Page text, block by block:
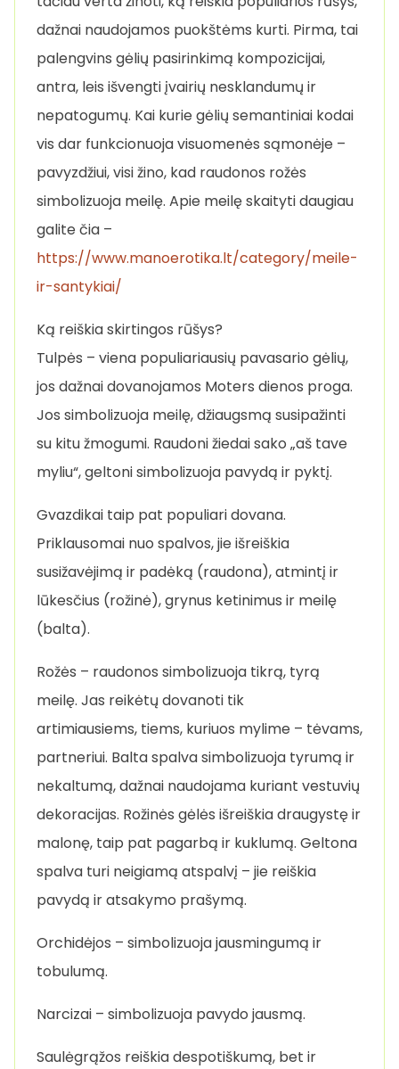
dažnai naudojamos puokštėms kurti. Pirma, tai
palengvins gėlių pasirinkimą kompozicijai,
antra, leis išvengti įvairių nesklandumų ir
nepatogumų. Kai kurie gėlių semantiniai kodai
vis dar funkcionuoja visuomenės sąmonėje –
pavyzdžiui, visi žino, kad raudonos rožės
simbolizuoja meilę. Apie meilę skaityti daugiau
galite čia –
https://www.manoerotika.lt/category/meile-
ir-santykiai/
Ką reiškia skirtingos rūšys?
Tulpės – viena populiariausių pavasario gėlių,
jos dažnai dovanojamos Moters dienos proga.
Jos simbolizuoja meilę, džiaugsmą susipažinti
su kitu žmogumi. Raudoni žiedai sako „aš tave
myliu“, geltoni simbolizuoja pavydą ir pyktį.
Gvazdikai taip pat populiari dovana.
Priklausomai nuo spalvos, jie išreiškia
susižavėjimą ir padėką (raudona), atmintį ir
lūkesčius (rožinė), grynus ketinimus ir meilę
(balta).
Rožės – raudonos simbolizuoja tikrą, tyrą
meilę. Jas reikėtų dovanoti tik
artimiausiems, tiems, kuriuos mylime – tėvams,
partneriui. Balta spalva simbolizuoja tyrumą ir
nekaltumą, dažnai naudojama kuriant vestuvių
dekoracijas. Rožinės gėlės išreiškia draugystę ir
malonę, taip pat pagarbą ir kuklumą. Geltona
spalva turi neigiamą atspalvį – jie reiškia
pavydą ir atsakymo prašymą.
Orchidėjos – simbolizuoja jausmingumą ir
tobulumą.
Narcizai – simbolizuoja pavydo jausmą.
Saulėgrąžos reiškia despotiškumą, bet ir